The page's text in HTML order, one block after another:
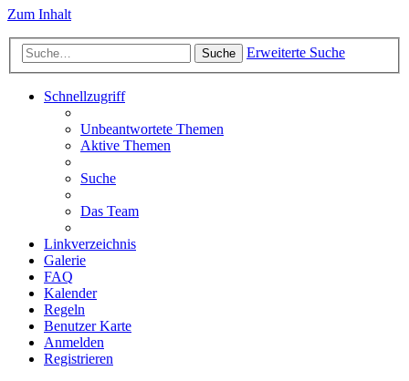
Zum Inhalt
Suche Erweiterte Suche
Schnellzugriff
Unbeantwortete Themen
Aktive Themen
Suche
Das Team
Linkverzeichnis
Galerie
FAQ
Kalender
Regeln
Benutzer Karte
Anmelden
Registrieren